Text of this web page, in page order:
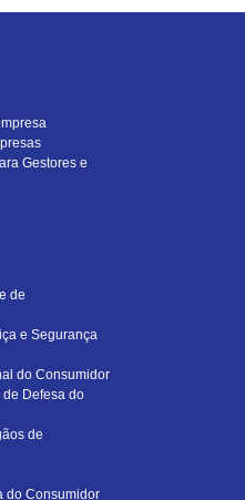
Gestores e
de
e Segurança
do Consumidor
Defesa do
de
do Consumidor